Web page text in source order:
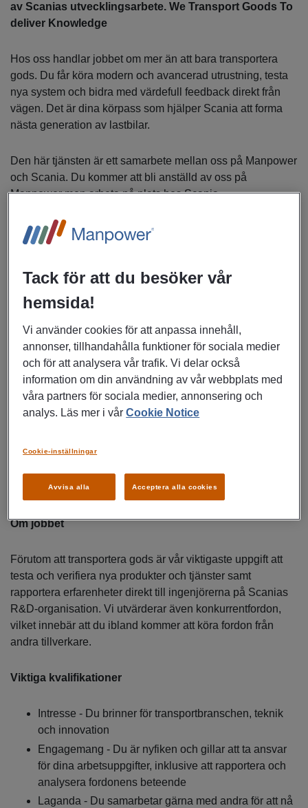
av Scanias utvecklingsarbete. We Transport Goods To
deliver Knowledge
Hos oss handlar jobbet om mer än att bara transportera
gods. Du får köra modern och avancerad utrustning, testa
nya system och bidra med värdefull feedback direkt från
vägen. Det är dina körpass som hjälper Scania att forma
nästa generation av lastbilar.
Den här tjänsten är ett samarbete mellan oss på Manpower
och Scania. Du kommer att bli anställd av oss på
Manpower men arbeta på plats hos Scania.
Arbetstider är förlagda dagtid, kväll och natt under både
vardagar och helger. Övernattningar förekommer.
Arbetsuppgifter
Holland
Du förväntas att ge löpande feedback på produkter
och tjänster som används i arbetet.
Du medverkar i intervjuer och tester tillsammans med
ingenjörer och andra utvecklare från R&D
avdelningen.
Europa.
Ansvar för korrekt lastsäkring enligt gällande
säkerhetsföreskrifter
Om jobbet
Förutom att transportera gods är vår viktigaste uppgift att
testa och verifiera nya produkter och tjänster samt
rapportera erfarenheter direkt till ingenjörerna på Scanias
R&D-organisation. Vi utvärderar även konkurrentfordon,
vilket innebär att du ibland kommer att köra fordon från
andra tillverkare.
Viktiga kvalifikationer
Intresse - Du brinner för transportbranschen, teknik
och innovation
Engagemang - Du är nyfiken och gillar att ta ansvar
för dina arbetsuppgifter, inklusive att rapportera och
analysera fordonens beteende
Laganda - Du samarbetar gärna med andra för att nå
Tack för att du besöker vår
hemsida!
Vi använder cookies för att anpassa innehåll,
annonser, tillhandahålla funktioner för sociala medier
och för att analysera vår trafik. Vi delar också
information om din användning av vår webbplats med
våra partners för sociala medier, annonsering och
analys. Läs mer i vårCookie Notice
Avvisa alla Acceptera alla cookies
Cookie-inställningar